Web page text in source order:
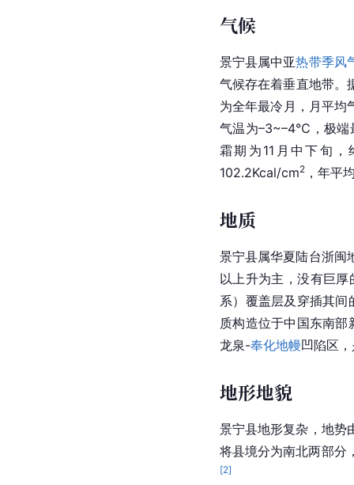
气候
景宁县属中亚热带季风
气候存在着垂直地带
为全年最冷月，月平
气温为–3~–4℃，极端
霜期为11月中下旬
102.2Kcal/cm2 ，年平
地质
景宁县属华夏陆台浙闽
以上升为主，没有巨厚
系）覆盖层及穿插其
质构造位于中国东南部
龙泉-奉化地幔凹陷区
地形地貌
景宁县地形复杂，地势
将县境分为南北两部分
[2]